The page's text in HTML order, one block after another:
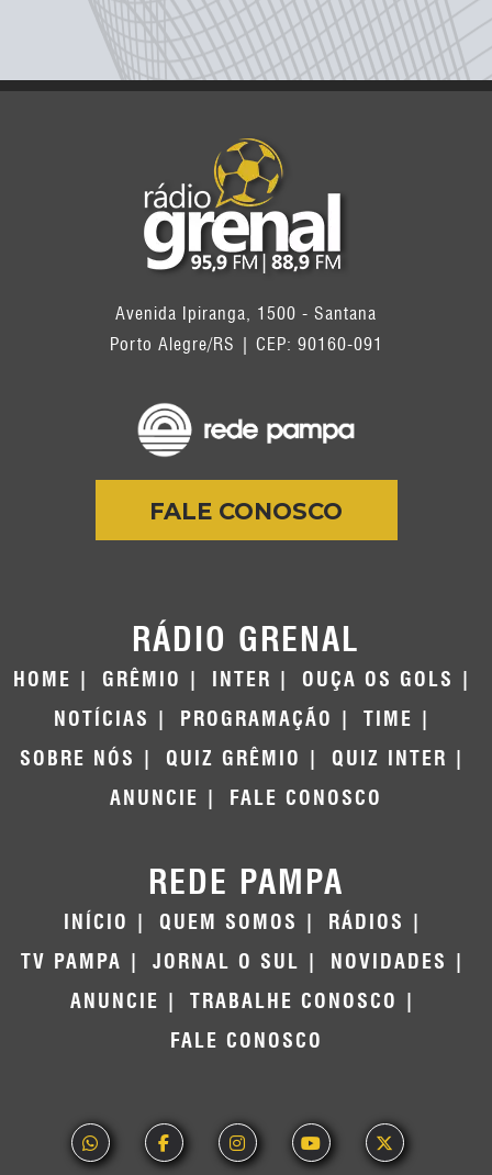
Avenida Ipiranga, 1500 - Santana
Porto Alegre/RS | CEP: 90160-091
FALE CONOSCO
RÁDIO GRENAL
HOME GRÊMIO INTER
OUÇA OS GOLS
NOTÍCIAS
PROGRAMAÇÃO
TIME
SOBRE NÓS
QUIZ GRÊMIO
QUIZ INTER
ANUNCIE
FALE CONOSCO
REDE PAMPA
INÍCIO QUEM SOMOS
RÁDIOS
TV PAMPA
JORNAL O SUL
NOVIDADES
ANUNCIE
TRABALHE CONOSCO
FALE CONOSCO